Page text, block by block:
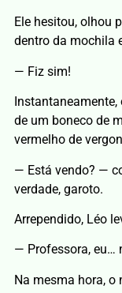
Ele hesitou, olhou
dentro da mochila
— Fiz sim!
de um boneco de
vermelho de
— Está vendo? —
verdade, garoto.
Arrependido, Léo
— Professora, eu…
Na mesma hora,